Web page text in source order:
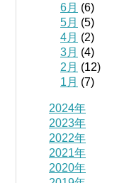
6月 (6)
5月 (5)
4月 (2)
3月 (4)
2月 (12)
1月 (7)
2024年
2023年
2022年
2021年
2020年